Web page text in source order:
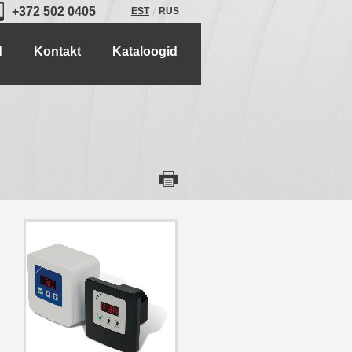
+372 502 0405 EST RUS
Kontakt Kataloogid